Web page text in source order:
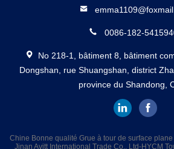
0086-182-
No 218-1, bâtiment 8, bâtiment
Dongshan, rue Shuangshan, district
province du Shandong,
Chine Bonne qualité Grue à tour de surface
Jinan Avitt International Trade Co., Ltd-HYCM